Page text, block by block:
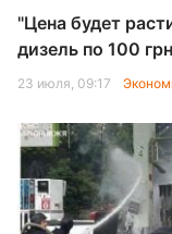
"Цена будет
дизель по 100
23 июля, 09:17